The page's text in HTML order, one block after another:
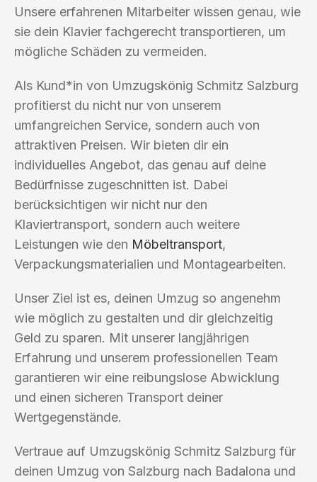
Unsere erfahrenen Mitarbeiter wissen genau, wie
sie dein Klavier fachgerecht transportieren, um
mögliche Schäden zu vermeiden.
Als Kund*in von Umzugskönig Schmitz Salzburg
profitierst du nicht nur von unserem
umfangreichen Service, sondern auch von
attraktiven Preisen. Wir bieten dir ein
individuelles Angebot, das genau auf deine
Bedürfnisse zugeschnitten ist. Dabei
berücksichtigen wir nicht nur den
Klaviertransport, sondern auch weitere
Leistungen wie den Möbeltransport,
Verpackungsmaterialien und Montagearbeiten.
Unser Ziel ist es, deinen Umzug so angenehm
wie möglich zu gestalten und dir gleichzeitig
Geld zu sparen. Mit unserer langjährigen
Erfahrung und unserem professionellen Team
garantieren wir eine reibungslose Abwicklung
und einen sicheren Transport deiner
Wertgegenstände.
Vertraue auf Umzugskönig Schmitz Salzburg für
deinen Umzug von Salzburg nach Badalona und